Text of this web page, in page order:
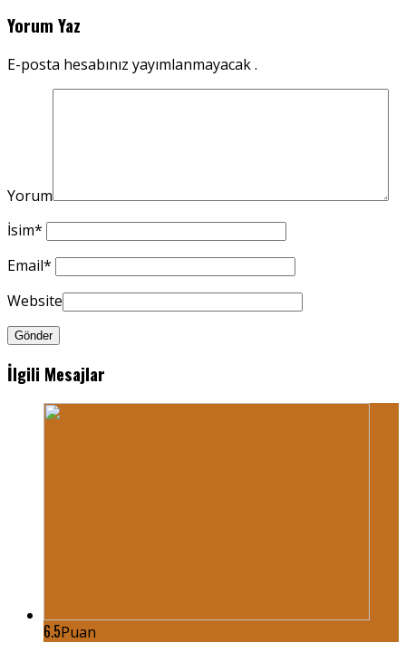
Yorum Yaz
E-posta hesabınız yayımlanmayacak .
Yorum
İsim*
Email*
Website
İlgili Mesajlar
6.5Puan